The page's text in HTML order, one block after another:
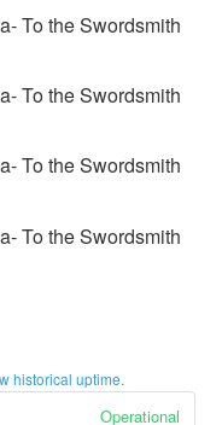
To the Swordsmith
To the Swordsmith
To the Swordsmith
To the Swordsmith
historical uptime.
Operational